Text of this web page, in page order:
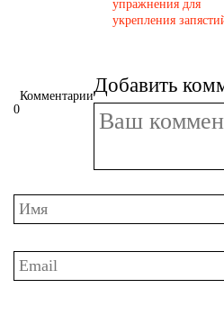
упражнения для
укрепления
Комментарии
0
Добавить